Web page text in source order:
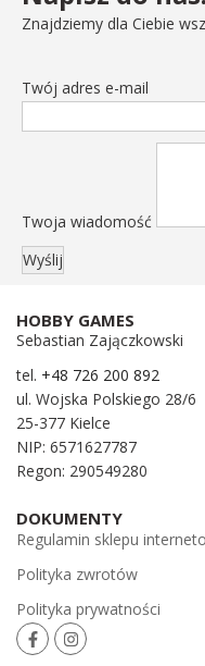
Znajdziemy dla Ciebie
Twój adres e-mail
Twoja wiadomość
HOBBY GAMES
Sebastian Zajączkowski
tel. +48 726 200 892
ul. Wojska Polskiego 28/6
25-377 Kielce
NIP: 6571627787
Regon: 290549280
DOKUMENTY
Regulamin sklepu
Polityka zwrotów
Polityka prywatności